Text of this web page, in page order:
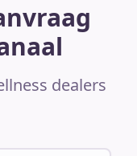
dealers